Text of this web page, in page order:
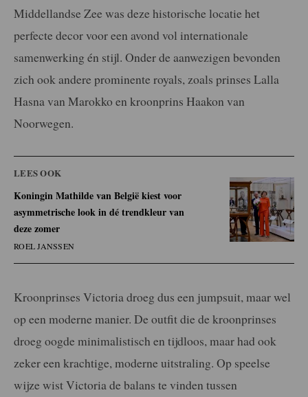
Middellandse Zee was deze historische locatie het
perfecte decor voor een avond vol internationale
samenwerking én stijl. Onder de aanwezigen bevonden
zich ook andere prominente royals, zoals prinses Lalla
Hasna van Marokko en kroonprins Haakon van
Noorwegen.
LEES OOK
Koningin Mathilde van België kiest voor
asymmetrische look in dé trendkleur van
deze zomer
ROEL JANSSEN
Kroonprinses Victoria droeg dus een jumpsuit, maar wel
op een moderne manier. De outfit die de kroonprinses
droeg oogde minimalistisch en tijdloos, maar had ook
zeker een krachtige, moderne uitstraling. Op speelse
wijze wist Victoria de balans te vinden tussen